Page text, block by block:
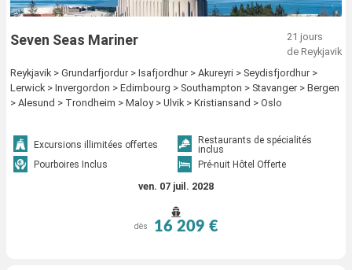
Seven Seas Mariner
21 jours
de Reykjavik
Reykjavik > Grundarfjordur > Isafjordhur > Akureyri > Seydisfjordhur >
Lerwick > Invergordon > Edimbourg > Southampton > Stavanger > Bergen
> Alesund > Trondheim > Maloy > Ulvik > Kristiansand > Oslo
Excursions illimitées offertes
Restaurants de spécialités
inclus
Pourboires Inclus
Pré-nuit Hôtel Offerte
ven. 07 juil. 2028
dès 16 209 €